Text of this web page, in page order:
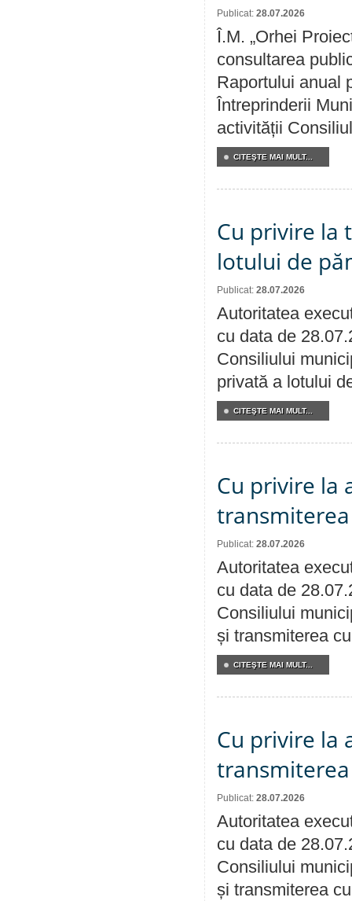
Publicat: 28.07.2026
Î.M. „Orhei
consultarea
Raportului anual
Întreprinderii
activității
CITEŞTE MAI MULT...
Cu privire la
lotului de
Publicat: 28.07.2026
Autoritatea
cu data de
Consiliului
privată a lotului
CITEŞTE MAI MULT...
Cu privire la
Publicat: 28.07.2026
Autoritatea
cu data de
Consiliului
și transmiterea
CITEŞTE MAI MULT...
Cu privire la
Publicat: 28.07.2026
Autoritatea
cu data de
Consiliului
și transmiterea